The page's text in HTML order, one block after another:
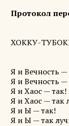
Протокол
ХОККУ-
Я и Вечность —
Я и Вечность —
Я и Хаос — так!
Я и Хаос — так
Я и Ы — так!
Я и Ы — так